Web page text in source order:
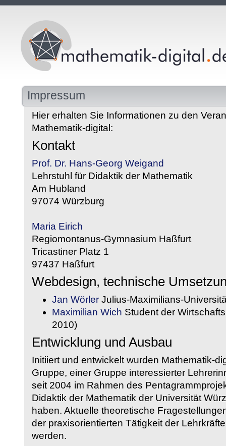
Impressum
Hier erhalten Sie Informationen zu den
Mathematik-digital:
Kontakt
Prof. Dr. Hans-Georg Weigand
Lehrstuhl für Didaktik der Mathematik
Am Hubland
97074 Würzburg
Maria Eirich
Regiomontanus-Gymnasium Haßfurt
Tricastiner Platz 1
97437 Haßfurt
Webdesign, technische
Jan Wörler Julius-Maximilians-
Maximilian Wich Student der
2010)
Entwicklung und Ausbau
Initiiert und entwickelt wurden Mathematik-
Gruppe, einer Gruppe interessierter
seit 2004 im Rahmen des
Didaktik der Mathematik der Universität
haben. Aktuelle theoretische
der praxisorientierten Tätigkeit der
werden.